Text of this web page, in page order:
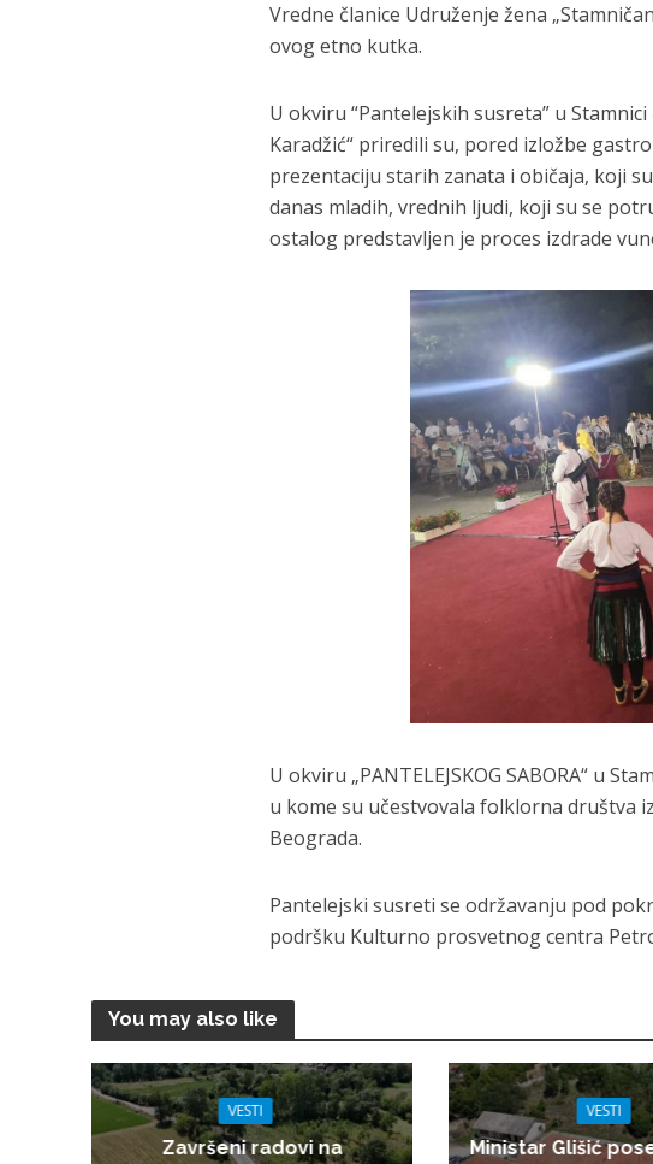
Vredne članice Udruženje žena
ovog etno kutka.
U okviru “Pantelejskih susreta” u
Karadžić“ priredili su, pored izložbe
prezentaciju starih zanata i običaja, koji
danas mladih, vrednih ljudi, koji su se
ostalog predstavljen je proces izdrade
U okviru „PANTELEJSKOG SABORA“ u
u kome su učestvovala folklorna društva
Beograda.
Pantelejski susreti se održavanju pod
podršku Kulturno prosvetnog centra
You may also like
VESTI
Završeni radovi na
VESTI
Ministar Glišić